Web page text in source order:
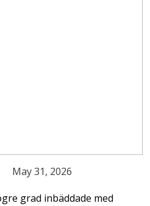
May 31, 2026
grad inbäddade med